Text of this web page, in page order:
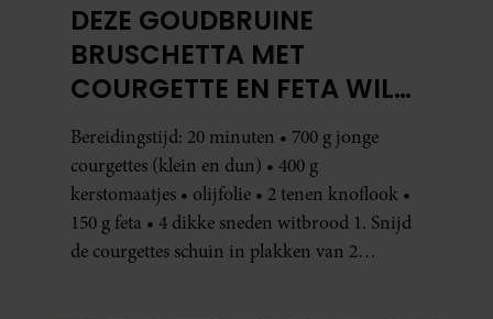
DEZE GOUDBRUINE
BRUSCHETTA MET
COURGETTE EN FETA WIL
JE METEEN MAKEN
Bereidingstijd: 20 minuten • 700 g jonge
courgettes (klein en dun) • 400 g
kerstomaatjes • olijfolie • 2 tenen knoflook •
150 g feta • 4 dikke sneden witbrood 1. Snijd
de courgettes schuin in plakken van 2